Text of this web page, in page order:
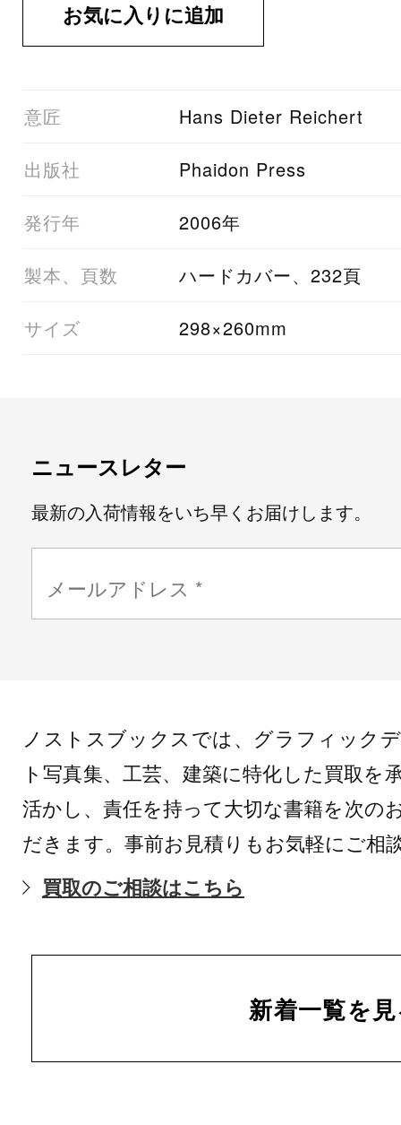
02意匠 Hans Dieter Reichert
03出版社 Phaidon Press
05発行年 2006年
06製本、頁数 ハードカバー、232頁
07サイズ 298×260mm
ニュースレター
最新の入荷情報をいち早くお届けします。
ノストスブックスでは、グラフィック
ト写真集、工芸、建築に特化した買取を
活かし、責任を持って大切な書籍を次の
だきます。事前お見積りもお気軽にご相
買取のご相談はこちら
新着一覧を